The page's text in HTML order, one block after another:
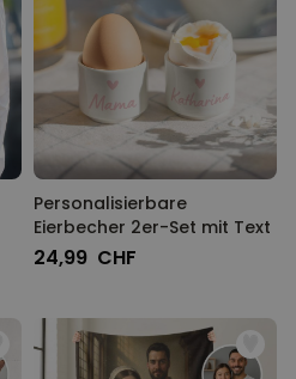
Personalisierbare
Eierbecher 2er-Set mit Text
24,99 CHF